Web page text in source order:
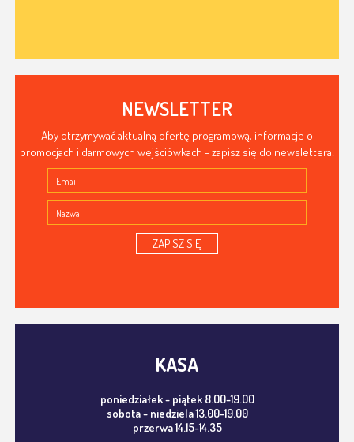
NEWSLETTER
Aby otrzymywać aktualną ofertę programową, informacje o
promocjach i darmowych wejściówkach - zapisz się do newslettera!
ZAPISZ SIĘ
KASA
poniedziałek - piątek 8.00-19.00
sobota - niedziela 13.00-19.00
przerwa 14.15-14.35